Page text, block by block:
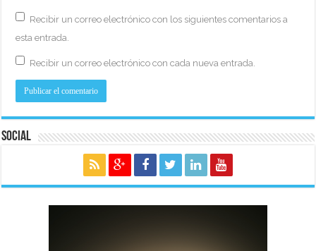
Recibir un correo electrónico con los siguientes comentarios a
esta entrada.
Recibir un correo electrónico con cada nueva entrada.
Social